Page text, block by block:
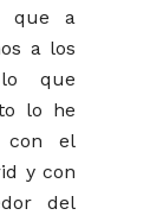
que a
a los
que
lo he
con el
y con
del